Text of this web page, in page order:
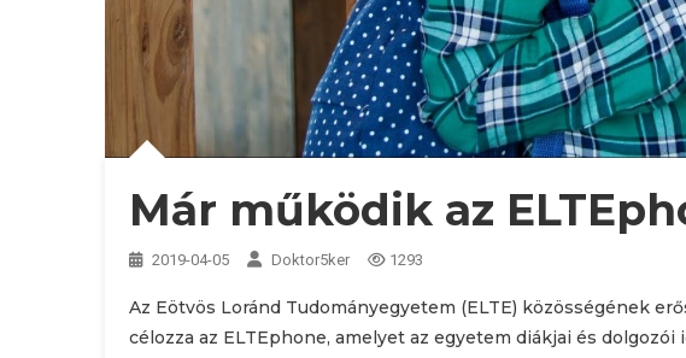
Már működik az
2019-04-05 Doktor5ker 1293
Az Eötvös Loránd Tudományegyetem (ELTE) közösségének
célozza az ELTEphone, amelyet az egyetem diákjai és